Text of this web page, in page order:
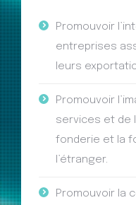
Promouvoir
entreprises
leurs
Promouvoir
services et de
fonderie et la
l’étranger.
Promouvoir la